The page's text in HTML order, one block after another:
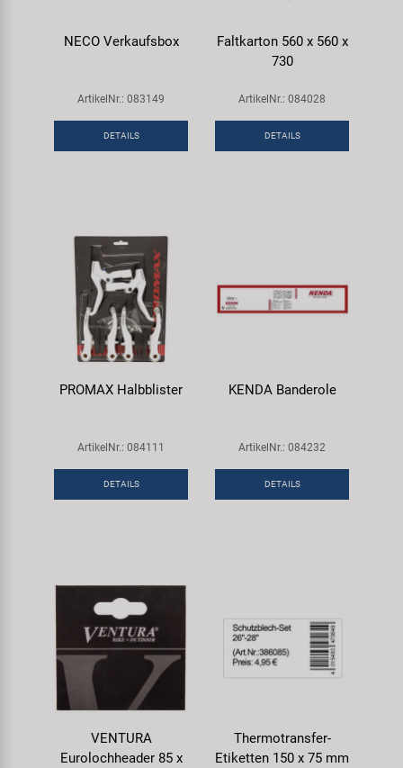
NECO Verkaufsbox
ArtikelNr.: 083149
DETAILS
Faltkarton 560 x 560 x
730
ArtikelNr.: 084028
DETAILS
PROMAX Halbblister
ArtikelNr.: 084111
DETAILS
KENDA Banderole
ArtikelNr.: 084232
DETAILS
VENTURA
Eurolochheader 85 x
Thermotransfer-
Etiketten 150 x 75 mm